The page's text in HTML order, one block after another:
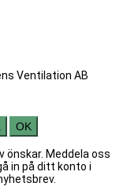
OK
önskar. Meddela oss
in på ditt konto i